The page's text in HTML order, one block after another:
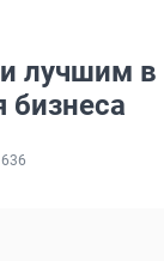
лучшим в
бизнеса